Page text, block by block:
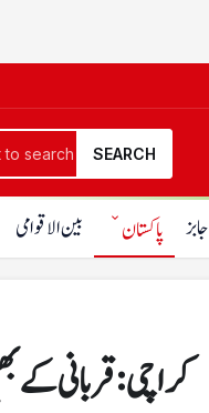
SEARCH
جابز پاکستان بین الاقوامی
کراچی: قربانی کے بھینسے کو